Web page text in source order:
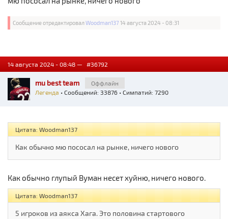
Сообщение отредактировалWoodman137 14 августа 2024 - 08:31
14 августа 2024 - 08:48 — #36792
mu best team
Оффлайн
Легенда • Сообщений: 33876 • Симпатий: 7290
Цитата: Woodman137
Как обычно мю пососал на рынке, ничего нового
Как обычно глупый Вуман несет хуйню, ничего нового.
Цитата: Woodman137
5 игроков из аякса Хага. Это половина стартового